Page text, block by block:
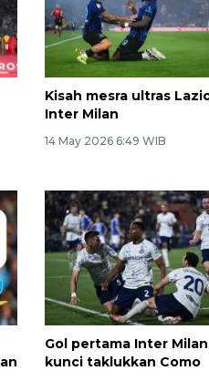
Kisah mesra ultras
Inter Milan
14 May 2026 6:49 WIB
Gol pertama Inter Milan
kunci taklukkan Como